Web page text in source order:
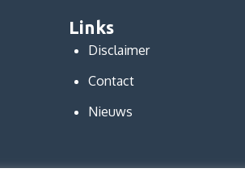
Links
Disclaimer
Contact
Nieuws